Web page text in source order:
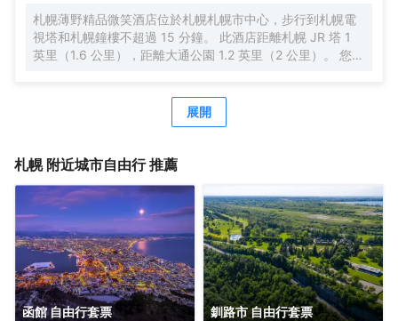
札幌薄野精品微笑酒店位於札幌札幌市中心，步行到札幌電
視塔和札幌鐘樓不超過 15 分鐘。 此酒店距離札幌 JR 塔 1
英里（1.6 公里），距離大通公園 1.2 英里（2 公里）。 您可
提供收費的自助式早餐。 特色服務/設施包括乾洗/洗衣服
務、24 小時前台服務和行李寄存。酒店提供收費自助停車。
到家的舒適。提供免費無線網絡，方便您與朋友保持聯繫；
費洗浴用品和坐浴桶。便利設施包括書桌和電熱水壺；而且
每天提供客房服務。
展開
札幌附近城市自由行 推薦
函館 自由行套票 釧路市 自由行套票